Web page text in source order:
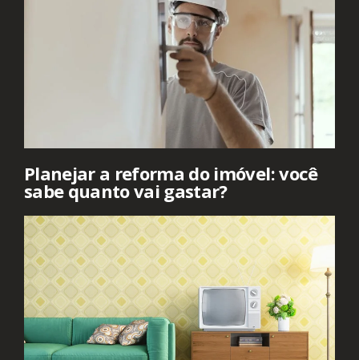
Planejar a reforma do imóvel: você
sabe quanto vai gastar?